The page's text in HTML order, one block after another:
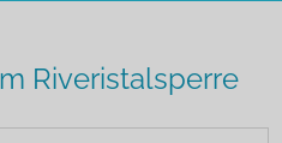
Riveristalsperre